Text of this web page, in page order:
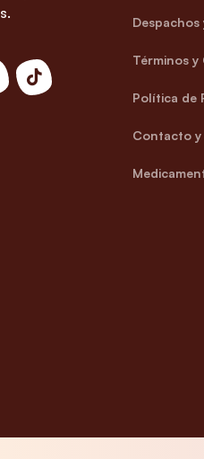
Términos y
Política de
Contacto y